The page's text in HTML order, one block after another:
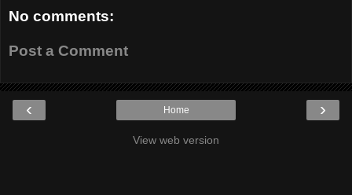
No comments:
Post a Comment
‹ ›
Home
View web version